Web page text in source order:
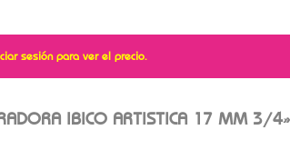
sesión para ver el precio.
IBICO ARTISTICA 17 MM 3/